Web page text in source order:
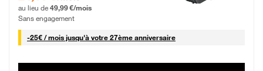
au lieu de 49,99 €/mois
Sans engagement
-25€ / mois25 € par mois
jusqu'à votre 27ème anniversaire